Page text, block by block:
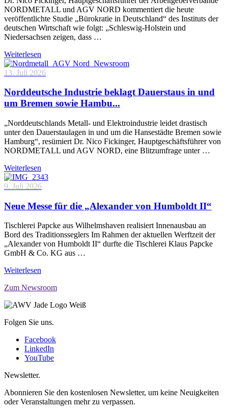
NORDMETALL und AGV NORD kommentiert die heute
veröffentlichte Studie „Bürokratie in Deutschland“ des Instituts der
deutschen Wirtschaft wie folgt: „Schleswig-Holstein und
Niedersachsen zeigen, dass …
Weiterlesen
13. Juli 2026
Norddeutsche Industrie beklagt Dauerstaus in und
um Bremen sowie Hambu...
„Norddeutschlands Metall- und Elektroindustrie leidet drastisch
unter den Dauerstaulagen in und um die Hansestädte Bremen sowie
Hamburg“, resümiert Dr. Nico Fickinger, Hauptgeschäftsführer von
NORDMETALL und AGV NORD, eine Blitzumfrage unter …
Weiterlesen
9. Juli 2026
Neue Messe für die „Alexander von Humboldt II“
Tischlerei Papcke aus Wilhelmshaven realisiert Innenausbau an
Bord des Traditionsseglers Im Rahmen der aktuellen Werftzeit der
„Alexander von Humboldt II“ durfte die Tischlerei Klaus Papcke
GmbH & Co. KG aus …
Weiterlesen
Zum Newsroom
Folgen Sie uns.
Facebook
LinkedIn
YouTube
Newsletter.
Abonnieren Sie den kostenlosen Newsletter, um keine Neuigkeiten
oder Veranstaltungen mehr zu verpassen.